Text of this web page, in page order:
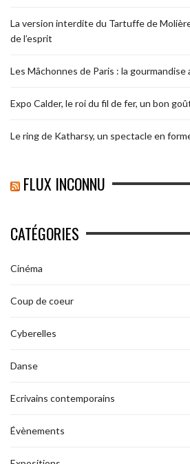
La version interdite du Tartuffe de
de l’esprit
Les Mâchonnes de Paris : la gourmandise
Expo Calder, le roi du fil de fer, un bon
Le ring de Katharsy, un spectacle en
FLUX INCONNU
CATÉGORIES
Cinéma
Coup de coeur
Cyberelles
Danse
Ecrivains contemporains
Évènements